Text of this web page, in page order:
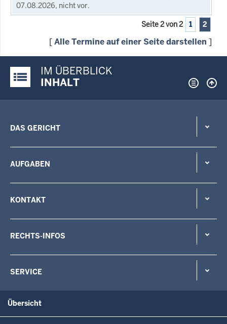
07.08.2026, nicht vor.
Seite 2 von 2 1 2
[Alle Termine auf einer Seite darstellen ]
Justiz-Portal im Überblick:
IM ÜBERBLICK
INHALT
DAS GERICHT
AUFGABEN
KONTAKT
RECHTS-INFOS
SERVICE
Übersicht